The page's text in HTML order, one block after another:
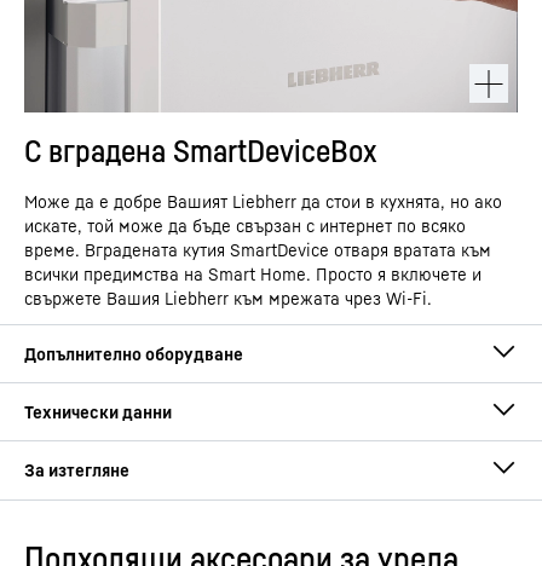
С вградена SmartDeviceBox
Може да е добре Вашият Liebherr да стои в кухнята, но ако
искате, той може да бъде свързан с интернет по всяко
време. Вградената кутия SmartDevice отваря вратата към
всички предимства на Smart Home. Просто я включете и
свържете Вашия Liebherr към мрежата чрез Wi-Fi.